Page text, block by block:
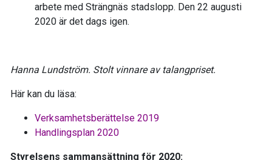
arbete med Strängnäs stadslopp. Den 22 augusti
2020 är det dags igen.
Hanna Lundström. Stolt vinnare av talangpriset.
Här kan du läsa:
Verksamhetsberättelse 2019
Handlingsplan 2020
Styrelsens sammansättning för 2020: